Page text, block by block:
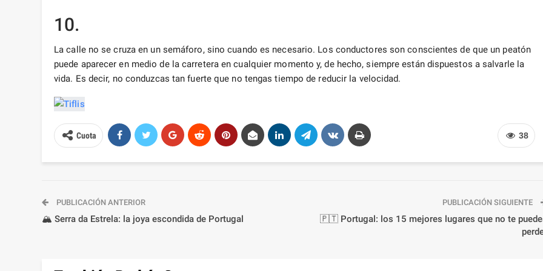
10.
La calle no se cruza en un semáforo, sino cuando es necesario. Los conductores son conscientes de que un peatón
puede aparecer en medio de la carretera en cualquier momento y, de hecho, siempre están dispuestos a salvarle la
vida. Es decir, no conduzcas tan fuerte que no tengas tiempo de reducir la velocidad.
38
Cuota
PUBLICACIÓN ANTERIOR
🏔️ Serra da Estrela: la joya escondida de Portugal
PUBLICACIÓN SIGUIENTE
🇵🇹 Portugal: los 15 mejores lugares que no te